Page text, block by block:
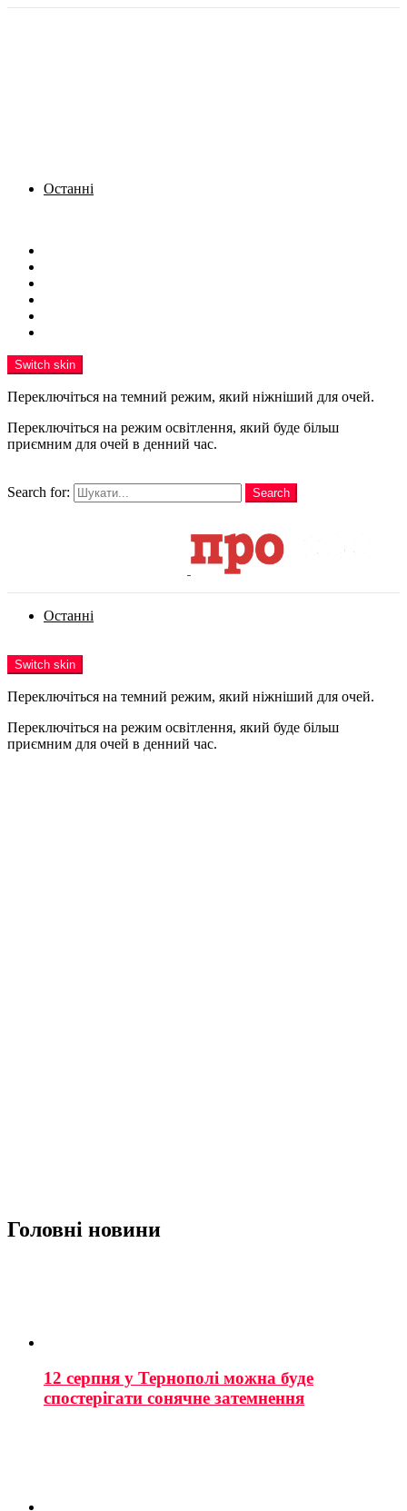
Останні
Switch skin
Переключіться на темний режим, який ніжніший для очей.
Переключіться на режим освітлення, який буде більш
приємним для очей в денний час.
Search for:
Search
Останні
Switch skin
Переключіться на темний режим, який ніжніший для очей.
Переключіться на режим освітлення, який буде більш
приємним для очей в денний час.
Головні новини
12 серпня у Тернополі можна буде
спостерігати сонячне затемнення